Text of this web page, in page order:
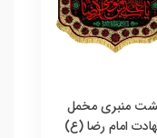
منبری مخمل
امام رضا (ع)